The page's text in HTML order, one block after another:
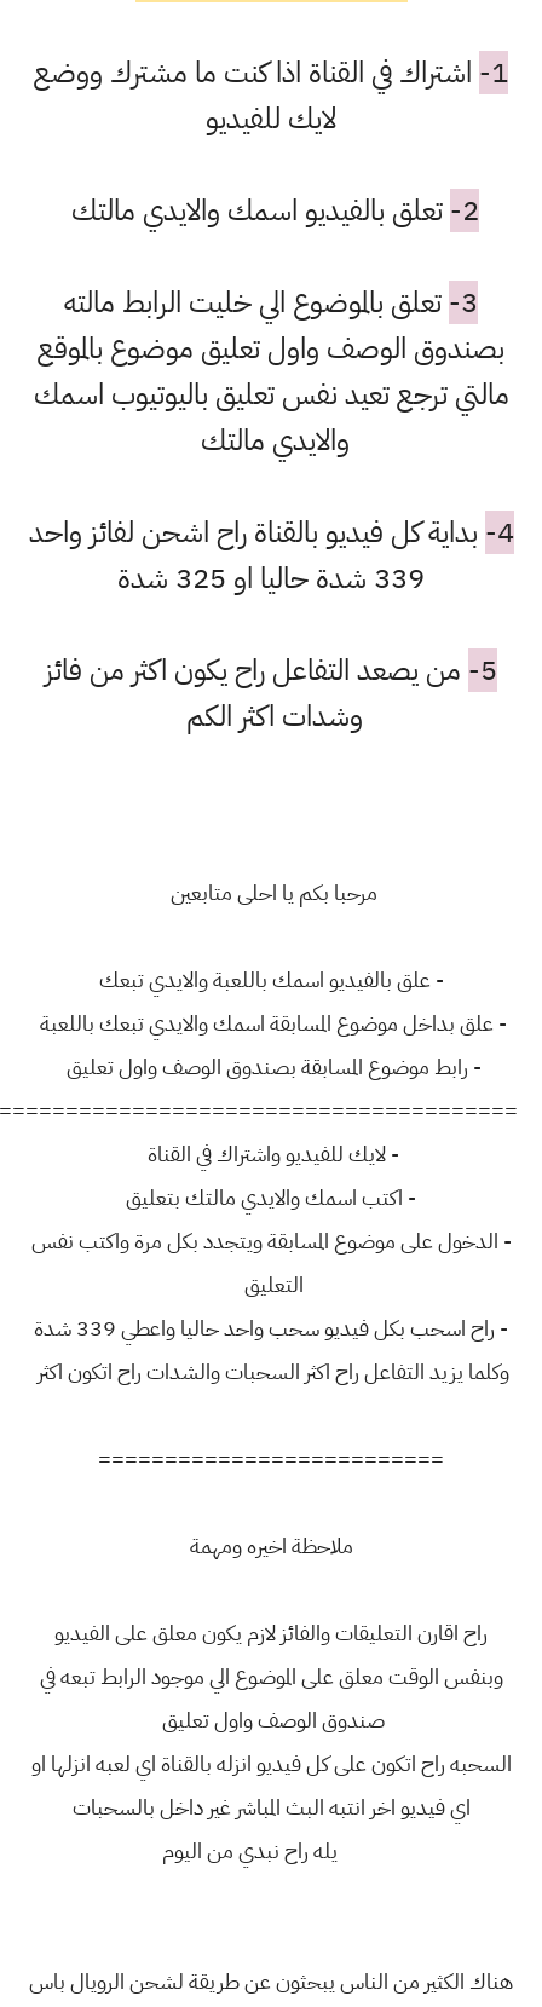
1- اشتراك في القناة اذا كنت ما مشترك ووضع
لايك للفيديو
2- تعلق بالفيديو اسمك والايدي مالتك
3- تعلق بالموضوع الي خليت الرابط مالته
بصندوق الوصف واول تعليق موضوع بالموقع
مالتي ترجع تعيد نفس تعليق باليوتيوب اسمك
والايدي مالتك
4- بداية كل فيديو بالقناة راح اشحن لفائز واحد
339 شدة حاليا او 325 شدة
5- من يصعد التفاعل راح يكون اكثر من فائز
وشدات اكثر الكم
مرحبا بكم يا احلى متابعين
- علق بالفيديو اسمك باللعبة والايدي تبعك
- علق بداخل موضوع المسابقة اسمك والايدي تبعك باللعبة
- رابط موضوع المسابقة بصندوق الوصف واول تعليق
=======================================
- لايك للفيديو واشتراك في القناة
- اكتب اسمك والايدي مالتك بتعليق
- الدخول على موضوع المسابقة ويتجدد بكل مرة واكتب نفس
التعليق
- راح اسحب بكل فيديو سحب واحد حاليا واعطي 339 شدة
وكلما يزيد التفاعل راح اكثر السحبات والشدات راح اتكون اكثر
==========================
ملاحظة اخيره ومهمة
راح اقارن التعليقات والفائز لازم يكون معلق على الفيديو
وبنفس الوقت معلق على الموضوع الي موجود الرابط تبعه في
صندوق الوصف واول تعليق
السحبه راح اتكون على كل فيديو انزله بالقناة اي لعبه انزلها او
اي فيديو اخر انتبه البث المباشر غير داخل بالسحبات
يله راح نبدي من اليوم
هناك الكثير من الناس يبحثون عن طريقة لشحن الرويال باس